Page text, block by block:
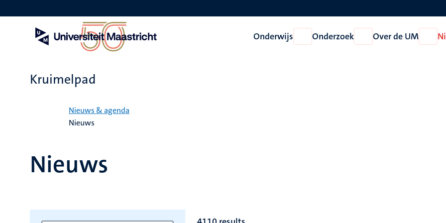
en
Onderwijs
Open
Onderwijs
Onderzoek
Open
Onderzoek
Over de UM
Open
Over
Kruimelpad
Nieuws & agenda
Nieuws
Nieuws